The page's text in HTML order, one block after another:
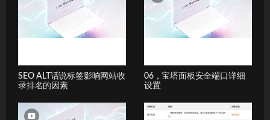
SEO ALT话说标签影响网站收
录排名的因素
06，宝塔面板安全端口详细
设置